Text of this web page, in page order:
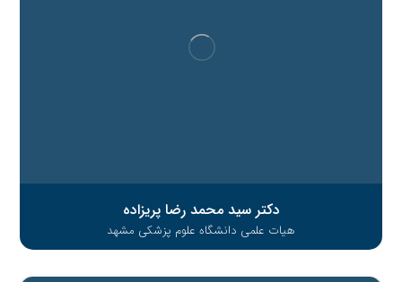
دکتر سید محمد رضا پریزاده
هیات علمی دانشگاه علوم پزشکی مشهد